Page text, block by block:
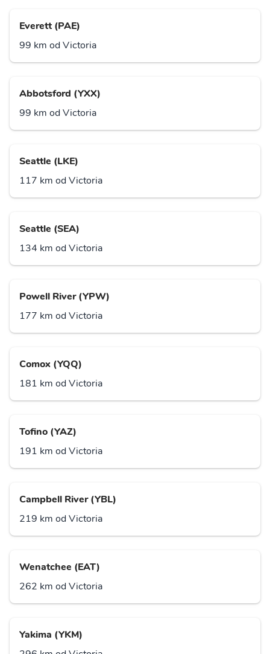
Everett (PAE)
99 km od Victoria
Abbotsford (YXX)
99 km od Victoria
Seattle (LKE)
117 km od Victoria
Seattle (SEA)
134 km od Victoria
Powell River (YPW)
177 km od Victoria
Comox (YQQ)
181 km od Victoria
Tofino (YAZ)
191 km od Victoria
Campbell River (YBL)
219 km od Victoria
Wenatchee (EAT)
262 km od Victoria
Yakima (YKM)